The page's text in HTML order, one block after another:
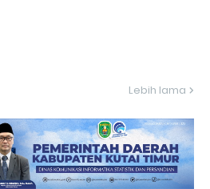
Lebih lama